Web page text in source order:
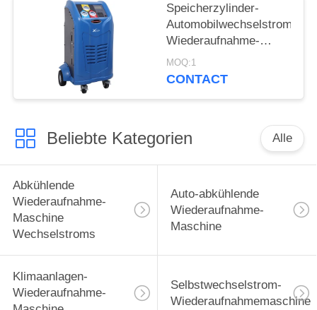
Speicherzylinder-
Automobilwechselstrom-
Wiederaufnahme-
Maschine 5,0 bunter
LCD-Bildschirm Inche
MOQ:1
CONTACT
Beliebte Kategorien Alle
Abkühlende
Wiederaufnahme-
Maschine
Wechselstroms
Auto-abkühlende
Wiederaufnahme-
Maschine
Klimaanlagen-
Wiederaufnahme-
Selbstwechselstrom-
Wiederaufnahmemaschine